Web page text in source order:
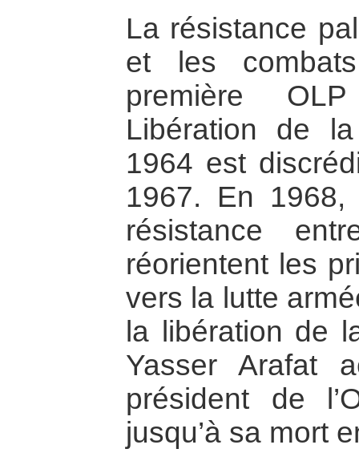
La résistance
et les
première
Libération de
1964 est
1967. En 1968,
résistance
réorientent les
vers la lutte
la libération de
Yasser Arafat
président de
jusqu’à sa mort